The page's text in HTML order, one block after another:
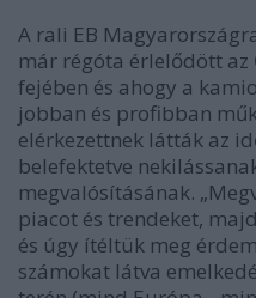
A rali EB
már régóta érlelődött
fejében és ahogy a
jobban és profibban
elérkezettnek látták az
belefektetve
megvalósításának.
piacot és trendeket,
és úgy ítéltük meg
számokat látva